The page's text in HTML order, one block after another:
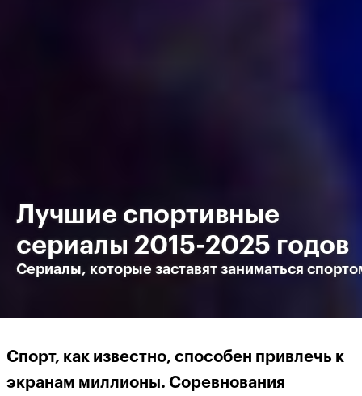
Лучшие спортивные
сериалы 2015-2025 годов
Сериалы, которые заставят заниматься
Спорт, как известно, способен привлечь к
экранам миллионы. Соревнования